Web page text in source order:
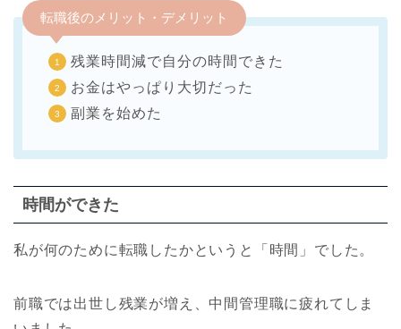
転職後のメリット・デメリット
残業時間減で自分の時間できた
お金はやっぱり大切だった
副業を始めた
時間ができた
私が何のために転職したかというと「時間」でした。
前職では出世し残業が増え、中間管理職に疲れてしま